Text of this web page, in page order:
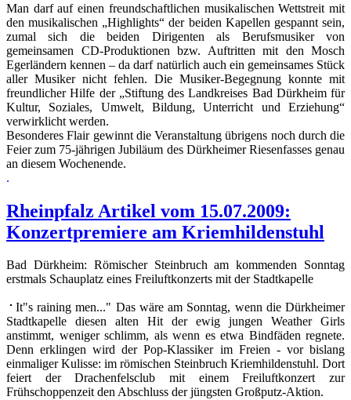
Man darf auf einen freundschaftlichen musikalischen Wettstreit mit
den musikalischen „Highlights“ der beiden Kapellen gespannt sein,
zumal sich die beiden Dirigenten als Berufsmusiker von
gemeinsamen CD-Produktionen bzw. Auftritten mit den Mosch
Egerländern kennen – da darf natürlich auch ein gemeinsames Stück
aller Musiker nicht fehlen. Die Musiker-Begegnung konnte mit
freundlicher Hilfe der „Stiftung des Landkreises Bad Dürkheim für
Kultur, Soziales, Umwelt, Bildung, Unterricht und Erziehung“
verwirklicht werden.
Besonderes Flair gewinnt die Veranstaltung übrigens noch durch die
Feier zum 75-jährigen Jubiläum des Dürkheimer Riesenfasses genau
an diesem Wochenende.
.
Rheinpfalz Artikel vom 15.07.2009:
Konzertpremiere am Kriemhildenstuhl
Bad Dürkheim: Römischer Steinbruch am kommenden Sonntag
erstmals Schauplatz eines Freiluftkonzerts mit der Stadtkapelle
It"s raining men..." Das wäre am Sonntag, wenn die Dürkheimer
Stadtkapelle diesen alten Hit der ewig jungen Weather Girls
anstimmt, weniger schlimm, als wenn es etwa Bindfäden regnete.
Denn erklingen wird der Pop-Klassiker im Freien - vor bislang
einmaliger Kulisse: im römischen Steinbruch Kriemhildenstuhl. Dort
feiert der Drachenfelsclub mit einem Freiluftkonzert zur
Frühschoppenzeit den Abschluss der jüngsten Großputz-Aktion.